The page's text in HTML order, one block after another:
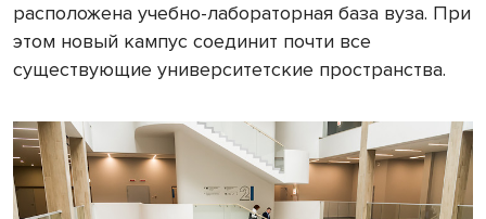
расположена учебно-лабораторная база вуза. При
этом новый кампус соединит почти все
существующие университетские пространства.